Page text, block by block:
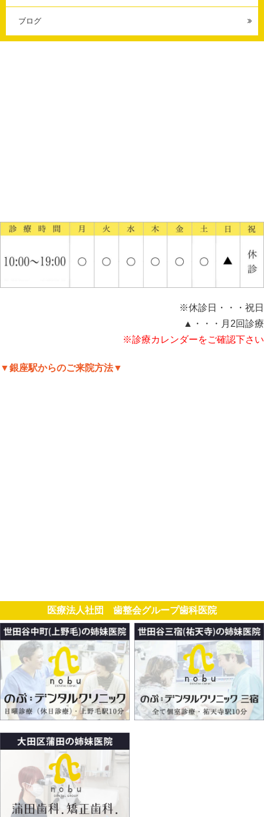
ブログ
※休診日・・・祝日
▲・・・月2回診療
※診療カレンダーをご確認下さい
▼銀座駅からのご来院方法▼
医療法人社団 歯整会グループ歯科医院